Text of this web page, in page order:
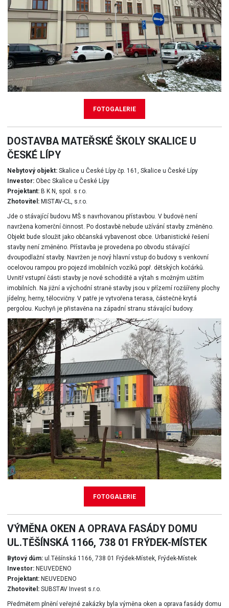
FOTOGALERIE
FOTOGALERIE
DOSTAVBA MATEŘSKÉ ŠKOLY SKALICE U
ČESKÉ LÍPY
Nebytový objekt:Skalice u České Lípy čp. 161, Skalice u České Lípy
Investor:Obec Skalice u České Lípy
Projektant:B K N, spol. s r.o.
Zhotovitel:MISTAV-CL, s.r.o.
Jde o stávající budovu MŠ s navrhovanou přístavbou. V budově není
navržena komerční činnost. Po dostavbě nebude užívání stavby změněno.
Objekt bude sloužit jako občanská vybavenost obce. Urbanistické řešení
stavby není změněno. Přístavba je provedena po obvodu stávající
dvoupodlažní stavby. Navržen je nový hlavní vstup do budovy s venkovní
ocelovou rampou pro pojezd imobilních vozíků popř. dětských kočárků.
Uvnitř vstupní části stavby je nové schodiště a výtah s možným užitím
imobilních. Na jižní a východní straně stavby jsou v přízemí rozšířeny plochy
jídelny, herny, tělocvičny. V patře je vytvořena terasa, částečně krytá
pergolou. Kuchyň je přistavěna na západní stranu stávající budovy.
VÝMĚNA OKEN A OPRAVA FASÁDY DOMU
UL.TĚŠÍNSKÁ 1166, 738 01 FRÝDEK-MÍSTEK
Bytový dům:ul.Těšínská 1166, 738 01 Frýdek-Místek, Frýdek-Místek
Investor:NEUVEDENO
Projektant:NEUVEDENO
Zhotovitel:SUBSTAV Invest s.r.o.
Předmětem plnění veřejné zakázky byla výměna oken a oprava fasády domu